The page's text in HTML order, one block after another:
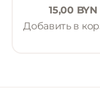
15,00 BYN
Добавить в